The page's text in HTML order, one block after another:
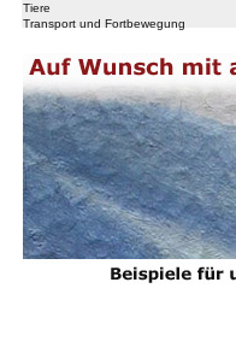
Tiere
Transport und Fortbewegung